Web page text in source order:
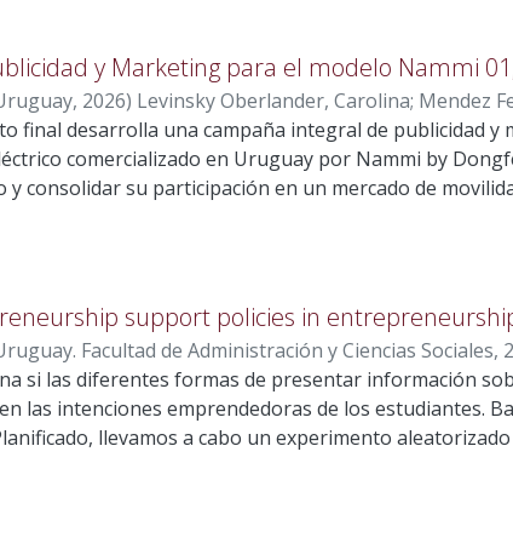
y Marketing para el modelo Nammi
, 2026) Levinsky Oberlander, Carolina; Mendez
;Bourgeois Wyaux, Marie France;Praderio
final desarrolla una campaña integral de publicidad y
comercializado en Uruguay por Nammi by
y consolidar su participación en un mercado de
se comercializaron 71.442 vehículos, de los cuales
el habitáculo para los pasajeros y al cual se
contexto, la categoría hatchback eléctricos
una competencia intensa, liderada por BYD
ocupa el segundo lugar con el 23 %. El análisis
potencia, precio accesible y servicio
posicionamiento sólido ni en un elevado
el precio y el ahorro económico constituyen los
no representa una barrera significativa. Sin embargo,
entre su propuesta de valor y la percepción del
basada en el concepto “Build your reality”,
support policies in
Facultad de Administración y Ciencias Sociales,
si las diferentes formas de presentar información
las intenciones emprendedoras de los estudiantes.
llevamos a cabo un experimento
estudiantes de últimos cursos de grado de la
al emprendimiento, relatos de emprendedores que